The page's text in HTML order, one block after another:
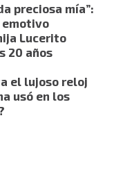
preciosa mía”:
emotivo
Lucerito
20 años
el lujoso reloj
usó en los